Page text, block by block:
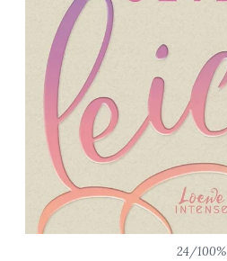
24/100%